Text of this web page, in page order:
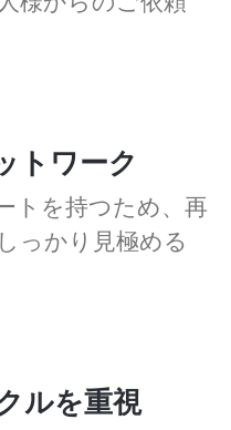
トワーク
トを持つため、再
っかり見極める
ルを重視